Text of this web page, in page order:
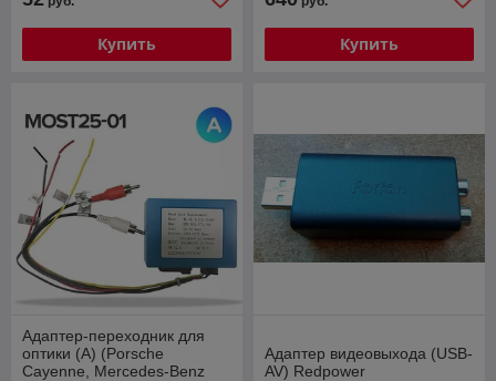
Купить Купить
Адаптер-переходник для
оптики (А) (Porsche
Cayenne, Mercedes-Benz
Адаптер видеовыхода (USB-
AV) Redpower